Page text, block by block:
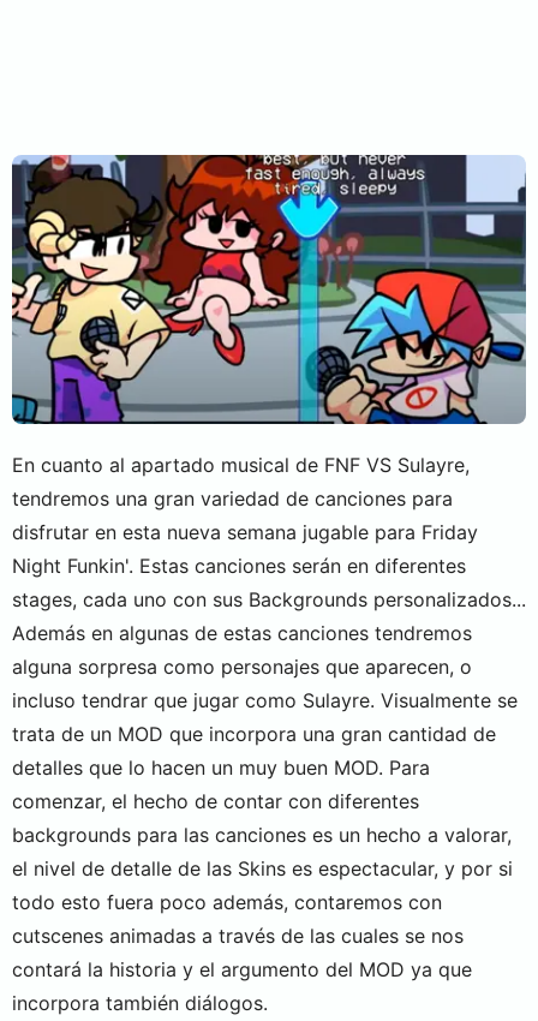
En cuanto al apartado musical de FNF VS Sulayre,
tendremos una gran variedad de canciones para
disfrutar en esta nueva semana jugable para Friday
Night Funkin'. Estas canciones serán en diferentes
stages, cada uno con sus Backgrounds personalizados...
Además en algunas de estas canciones tendremos
alguna sorpresa como personajes que aparecen, o
incluso tendrar que jugar como Sulayre. Visualmente se
trata de un MOD que incorpora una gran cantidad de
detalles que lo hacen un muy buen MOD. Para
comenzar, el hecho de contar con diferentes
backgrounds para las canciones es un hecho a valorar,
el nivel de detalle de las Skins es espectacular, y por si
todo esto fuera poco además, contaremos con
cutscenes animadas a través de las cuales se nos
contará la historia y el argumento del MOD ya que
incorpora también diálogos.